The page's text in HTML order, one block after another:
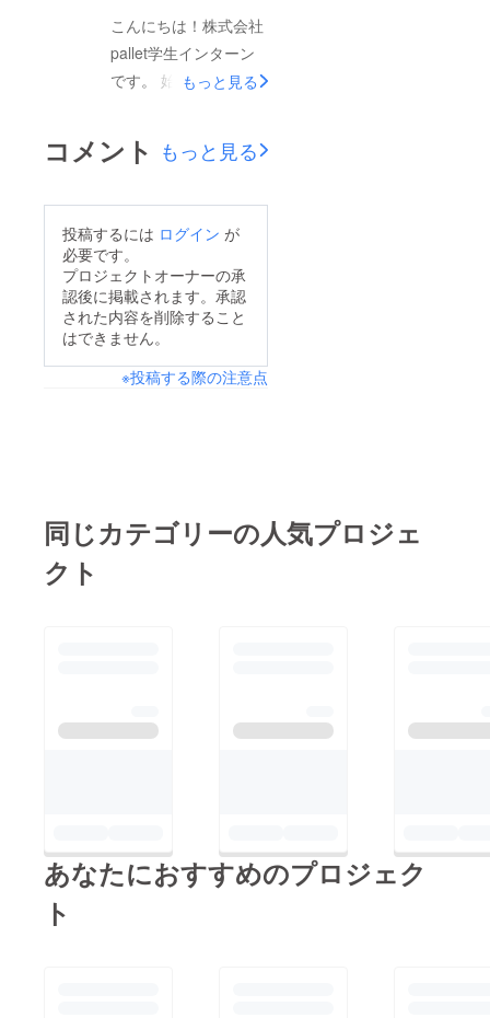
本プロジェクトにご理
解・ご支援をいただき
ましたこと、誠に感謝
申し上げます。 皆さ
集まりましたので、学
合った結果、学生の参
加費を無料にするとい
う以外に下記にも使用
させて頂く事に決定致
しました。 ・昼食会
場 山元町夢ファーム
様への寄付金・芋煮会
ます。また、皆様から
功しました事をご報告
震災の爪痕を見て感じ
る） （day1 GRA。革
こんにちは！株式会社
pallet学生インターン
です。 始まるまで不
ンドファンディング。
ご支援者の皆様からの
ことで、日々励まさ
れ、あっという間に残
り掲載期間が8日間と
なりました。 おかげ
名の方より515,000円
ました。学生インター
ン一同、そしてこのツ
生を応援したいという
識いたしました。この
プロジェクトをスター
もっと見る
コメント もっと見る
投稿するには ログイン が
必要です。
プロジェクトオーナーの承
認後に掲載されます。承認
された内容を削除すること
はできません。
※投稿する際の注意点
同じカテゴリーの人気プロジェ
クト
あなたにおすすめのプロジェク
ト